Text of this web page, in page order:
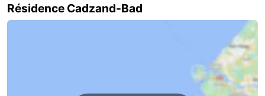
Zoutelande
-
Résidence Cadzand-Bad